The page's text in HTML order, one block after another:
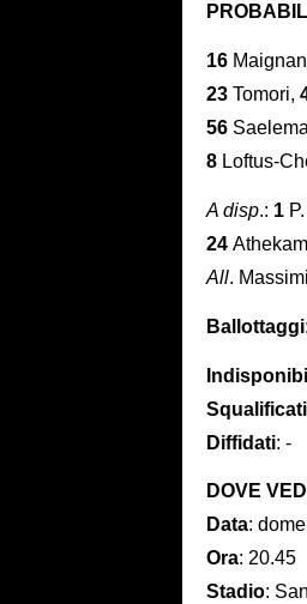
16 Maignan
23 Tomori,
56
8 Loftus-
A disp.: 1
24
All.
Ballottaggi
Squalificati
Diffidati: -
DOVE
Data:
Ora: 20.45
Stadio: